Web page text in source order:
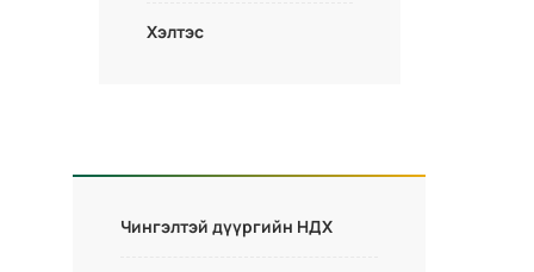
Хэлтэс
Чингэлтэй дүүргийн НДХ